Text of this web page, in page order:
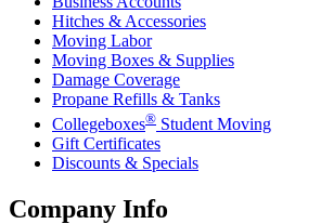
Hitches & Accessories
Moving Labor
Moving Boxes & Supplies
Damage Coverage
Propane Refills & Tanks
Collegeboxes® Student Moving
Gift Certificates
Discounts & Specials
Company Info